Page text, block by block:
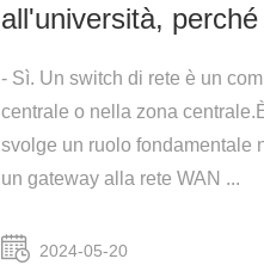
all'università,
- Sì. Un switch di rete è un
centrale o nella zona
svolge un ruolo fondamentale
un gateway alla rete WAN ...
2024-05-20